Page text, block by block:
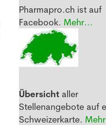
Pharmapro.ch ist auf
Facebook. Mehr...
Übersicht aller
Stellenangebote auf
Schweizerkarte.